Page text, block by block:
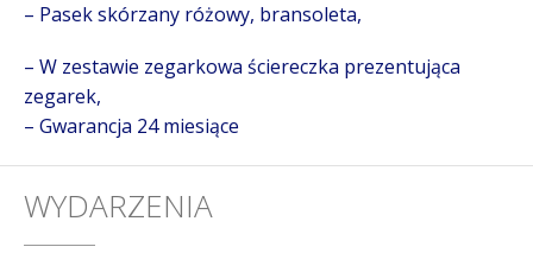
– Pasek skórzany różowy, bransoleta,
– W zestawie zegarkowa ściereczka prezentująca
zegarek,
– Gwarancja 24 miesiące
WYDARZENIA